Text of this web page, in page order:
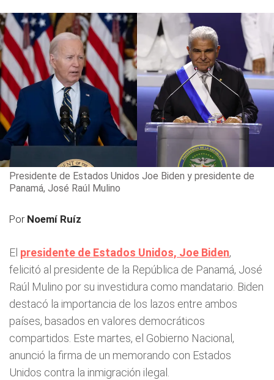
Presidente de Estados Unidos Joe Biden y presidente de
Panamá, José Raúl Mulino
Por Noemí Ruíz
El presidente de Estados Unidos, Joe Biden,
felicitó al presidente de la República de Panamá, José
Raúl Mulino por su investidura como mandatario. Biden
destacó la importancia de los lazos entre ambos
países, basados en valores democráticos
compartidos. Este martes, el Gobierno Nacional,
anunció la firma de un memorando con Estados
Unidos contra la inmigración ilegal.